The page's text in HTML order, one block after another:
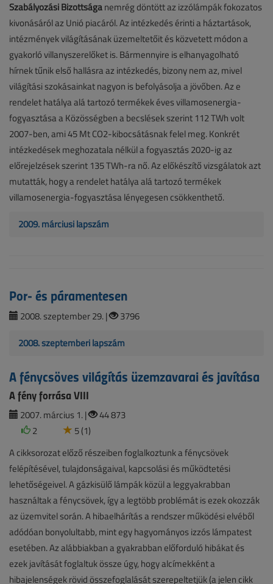
Szabályozási Bizottságanemrég döntött az izzólámpák fokozatos
kivonásáról az Unió piacáról. Az intézkedés érinti a háztartások,
intézmények világításának üzemeltetőit és közvetett módon a
gyakorló villanyszerelőket is. Bármennyire is elhanyagolható
hírnek tűnik első hallásra az intézkedés, bizony nem az, mivel
világítási szokásainkat nagyon is befolyásolja a jövőben. Az e
rendelet hatálya alá tartozó termékek éves villamosenergia-
fogyasztása a Közösségben a becslések szerint 112 TWh volt
2007-ben, ami 45 Mt CO2-kibocsátásnak felel meg. Konkrét
intézkedések meghozatala nélkül a fogyasztás 2020-ig az
előrejelzések szerint 135 TWh-ra nő. Az előkészítő vizsgálatok azt
mutatták, hogy a rendelet hatálya alá tartozó termékek
villamosenergia-fogyasztása lényegesen csökkenthető.
2009. márciusi lapszám
Por- és páramentesen
2008. szeptember 29. | 3796
2008. szeptemberi lapszám
A fénycsöves világítás üzemzavarai és javítása
A fény forrása VIII
2007. március 1. |
44 873
2
5 (1)
A cikksorozat előző részeiben foglalkoztunk a fénycsövek
felépítésével, tulajdonságaival, kapcsolási és működtetési
lehetőségeivel. A gázkisülő lámpák közül a leggyakrabban
használtak a fénycsövek, így a legtöbb problémát is ezek okozzák
az üzemvitel során. A hibaelhárítás a rendszer működési elvéből
adódóan bonyolultabb, mint egy hagyományos izzós lámpatest
esetében. Az alábbiakban a gyakrabban előforduló hibákat és
ezek javítását foglaltuk össze úgy, hogy alcímekként a
hibajelenségek rövid összefoglalását szerepeltetjük (a jelen cikk